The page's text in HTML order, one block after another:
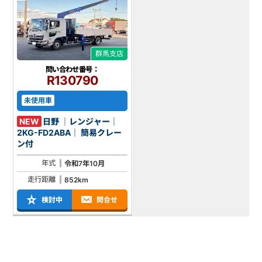
群馬支店
問い合わせ番号：
R130790
未使用車
NEW 日野 ｜レンジャー｜
2KG-FD2ABA｜ 簡易クレー
ン付
年式
令和7年10月
走行距離
852km
検討中 問合せ